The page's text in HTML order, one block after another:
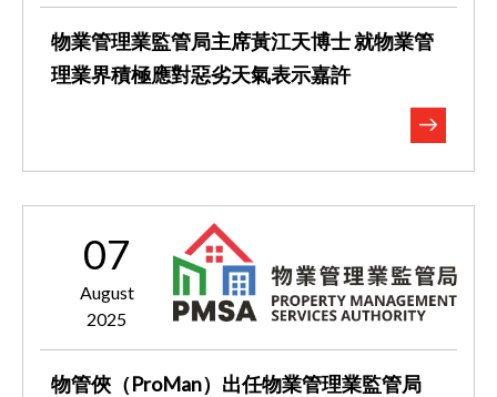
物業管理業監管局主席黃江天博士 就物業管
理業界積極應對惡劣天氣表示嘉許
07
August
2025
物管俠（ProMan）出任物業管理業監管局